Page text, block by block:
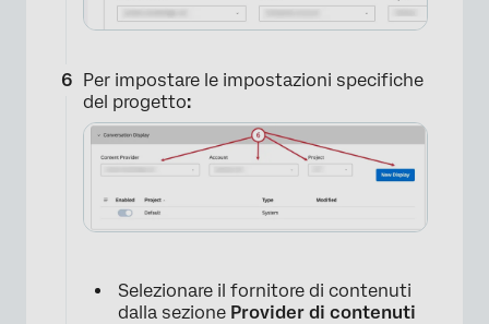
Per impostare le impostazioni specifiche
del progetto:
Selezionare il fornitore di contenuti
dalla sezione Provider di contenuti